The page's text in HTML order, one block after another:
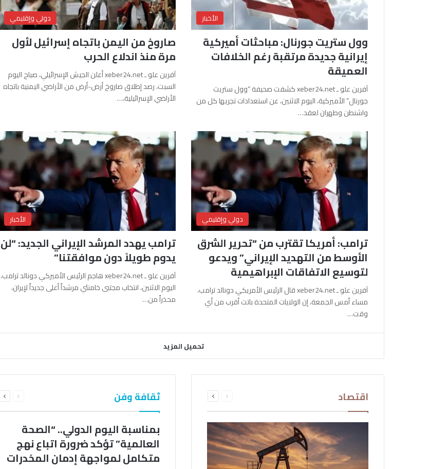
الأخبار
وول ستريت جورنال: مباحثات أميركية
إيرانية جديدة مرتقبة رغم الخلافات
العميقة
آفرين علو ـ xeber24.net كشفت صحيفة “وول ستريت
جورنال” الأميركية، اليوم الاثنين، عن استعدادات تجريها كل من
واشنطن وطهران لعقد…
دولي وإقليمي
صاروخ من اليمن باتجاه إسرائيل لأول
مرة منذ اندلاع الحرب
آفرين علو ـ xeber24.net أعلن الجيش الإسرائيلي، صباح اليوم
السبت، رصد إطلاق صاروخ أرض-أرض من الأراضي اليمنية باتجاه
الأراضي الإسرائيلية،…
دولي وإقليمي
ترامب: أمريكا تقترب من “تحرير الشرق
الأوسط من التهديد الإيراني” ويدعو
لتوسيع الاتفاقات الإبراهيمية
آفرين علو ـ xeber24.net قال الرئيس الأمريكي دونالد ترامب،
مساء أمس الجمعة، إن الولايات المتحدة باتت أقرب من أي
وقت…
الأخبار
ترامب يهدد المرشد الإيراني الجديد: “لن
يدوم طويلاً دون موافقتنا”
آفرين علو ـ xeber24.net هاجم الرئيس الأميركي دونالد ترامب،
اليوم الاثنين، انتخاب مجتبى خامنئي مرشداً أعلى جديداً لإيران،
محذراً من…
تحميل المزيد
اقتصاد الصفحةالصفحة
ثقافة وفن الصفحةالصفحة
بمناسبة اليوم الدولي.. “الصحة
العالمية” تؤكد ضرورة اتباع نهج
متكامل لمواجهة إدمان المخدرات